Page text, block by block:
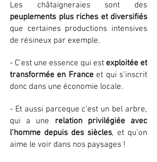
Les châtaigneraies sont des
peuplements plus riches et diversifiés
que certaines productions intensives
de résineux par exemple.
- C’est une essence qui est exploitée et
transformée en Franceet qui s’inscrit
donc dans une économie locale.
- Et aussi parceque c’est un bel arbre,
qui a une relation privilégiée avec
l’homme depuis des siècles, et qu’on
aime le voir dans nos paysages !